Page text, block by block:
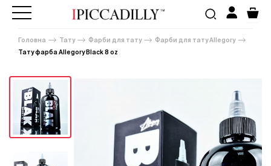
Головна Тату Фарби для тату
Фарби для тату Allegory
Тату фарба Allegory Black 8 oz